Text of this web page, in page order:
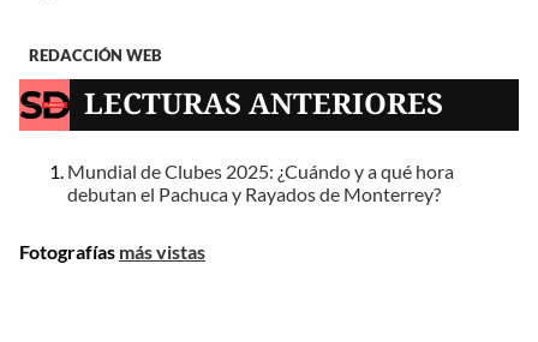
REDACCIÓN WEB
LECTURAS ANTERIORES
Mundial de Clubes 2025: ¿Cuándo y a qué hora
debutan el Pachuca y Rayados de Monterrey?
Fotografías más vistas